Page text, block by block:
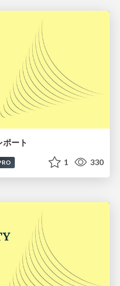
ポート
1 330